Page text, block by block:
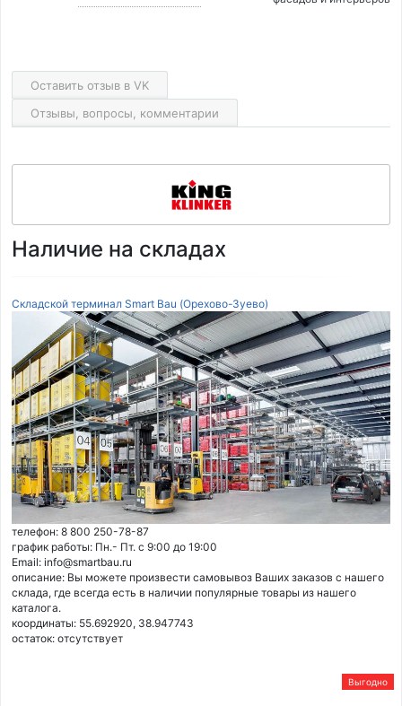
Оставить отзыв в VK
Отзывы, вопросы, комментарии
Наличие на складах
Складской терминал Smart Bau (Орехово-Зуево)
телефон: 8 800 250-78-87
график работы: Пн.- Пт. с 9:00 до 19:00
Email: info@smartbau.ru
описание: Вы можете произвести самовывоз Ваших заказов с нашего
склада, где всегда есть в наличии популярные товары из нашего
каталога.
координаты: 55.692920, 38.947743
остаток: отсутствует
Выгодно